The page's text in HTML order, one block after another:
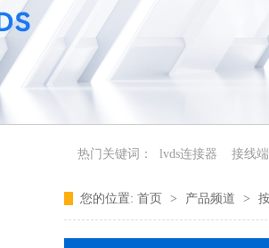
热门关键词： lvds连接器 接线
您的位置: 首页 > 产品频道 >